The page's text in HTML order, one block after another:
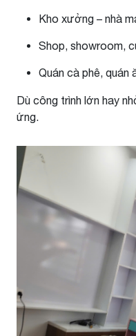
Kho xưởng – nhà
Shop, showroom,
Quán cà phê, quán
Dù công trình lớn hay
ứng.